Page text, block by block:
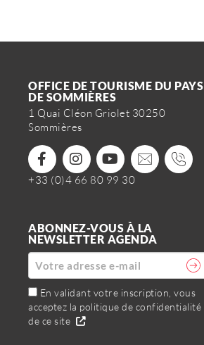
OFFICE DE TOURISME DU PAYS
DE SOMMIÈRES
1 Quai Cléon Griolet 30250
Sommières
+33 (0)4 66 80 99 30
ABONNEZ-VOUS À LA
NEWSLETTER AGENDA
En validant votre inscription, vous
acceptez la politique de confidentialité
de ce site